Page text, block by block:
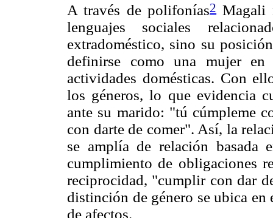
A través de polifonías2Magali
lenguajes sociales
extradoméstico, sino su
definirse como una mujer
actividades domésticas. Con
los géneros, lo que evidencia
ante su marido: "tú cúmpleme
con darte de comer". Así, la
se amplía de relación basada
cumplimiento de obligaciones
reciprocidad, "cumplir con dar
distinción de género se ubica
de afectos.